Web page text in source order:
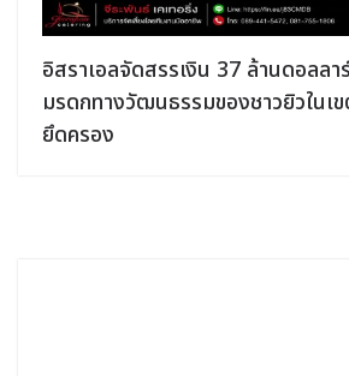
อิสราเอลจัดสรรเงิน 37 ล้านดอลล
มรดกทางวัฒนธรรมของชาวยิวในเ
ยึดครอง